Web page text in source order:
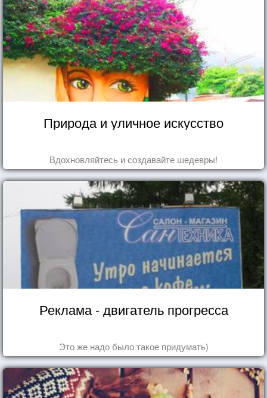
Природа и уличное искусство
Вдохновляйтесь и создавайте шедевры!
Реклама - двигатель прогресса
Это же надо было такое придумать)